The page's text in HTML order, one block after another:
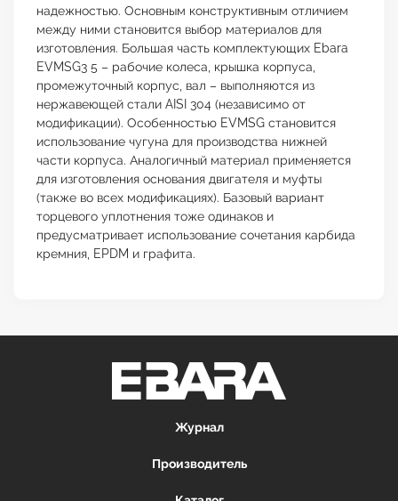
надежностью. Основным конструктивным отличием
между ними становится выбор материалов для
изготовления. Большая часть комплектующих Ebara
EVMSG3 5 – рабочие колеса, крышка корпуса,
промежуточный корпус, вал – выполняются из
нержавеющей стали AISI 304 (независимо от
модификации). Особенностью EVMSG становится
использование чугуна для производства нижней
части корпуса. Аналогичный материал применяется
для изготовления основания двигателя и муфты
(также во всех модификациях). Базовый вариант
торцевого уплотнения тоже одинаков и
предусматривает использование сочетания карбида
кремния, EPDM и графита.
Журнал
Производитель